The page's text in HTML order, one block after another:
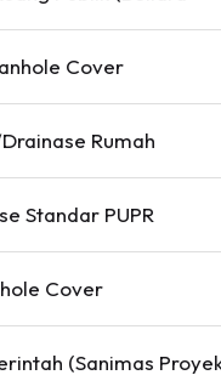
Cover
Rumah
Standar PUPR
Cover
(Sanimas